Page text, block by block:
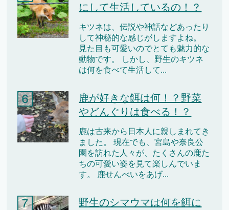
にして生活しているの！？
キツネは、伝説や神話などあったり
して神秘的な感じがしますよね。
見た目も可愛いのでとても魅力的な
動物です。 しかし、野生のキツネ
は何を食べて生活して...
鹿が好きな餌は何！？野菜
やどんぐりは食べる！？
鹿は古来から日本人に親しまれてき
ました。 現在でも、宮島や奈良公
園を訪れた人々が、たくさんの鹿た
ちの可愛い姿を見て楽しんでいま
す。 鹿せんべいをあげ...
野生のシマウマは何を餌に